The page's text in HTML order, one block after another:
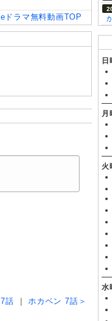
ドラマ無料動画TOP
話 ｜ ホカベン 7話＞
日
月
火
水